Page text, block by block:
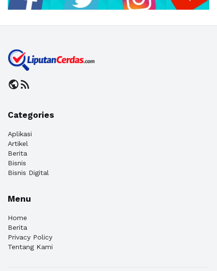
publicrss_feed
Categories
Aplikasi
Artikel
Berita
Bisnis
Bisnis Digital
Menu
Home
Berita
Privacy Policy
Tentang Kami